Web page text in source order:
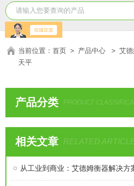
当前位置：首页 > 产品中心 >艾
天平
产品分类 PRODUCT
相关文章 RELATED
从工业到商业：艾德姆衡器解决方